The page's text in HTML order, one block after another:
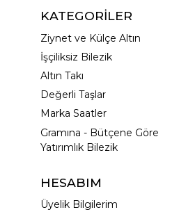
KATEGORİLER
Ziynet ve Külçe Altın
İşçiliksiz Bilezik
Altın Takı
Değerli Taşlar
Marka Saatler
Gramına - Bütçene Göre
Yatırımlık Bilezik
HESABIM
Üyelik Bilgilerim